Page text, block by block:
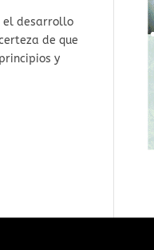
el desarrollo
de que
y